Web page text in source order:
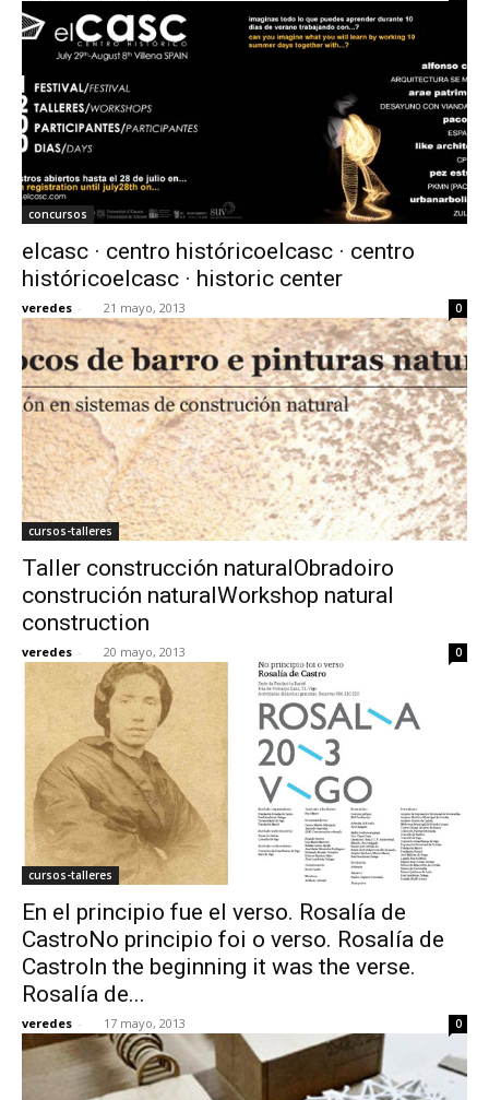
concursos
elcasc · centro históricoelcasc · centro
históricoelcasc · historic center
veredes - 21 mayo, 2013 0
cursos-talleres
Taller construcción naturalObradoiro
construción naturalWorkshop natural
construction
veredes - 20 mayo, 2013 0
cursos-talleres
En el principio fue el verso. Rosalía de
CastroNo principio foi o verso. Rosalía de
CastroIn the beginning it was the verse.
Rosalía de...
veredes - 17 mayo, 2013 0